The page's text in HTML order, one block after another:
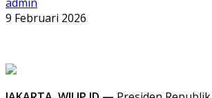
9 Februari 2026